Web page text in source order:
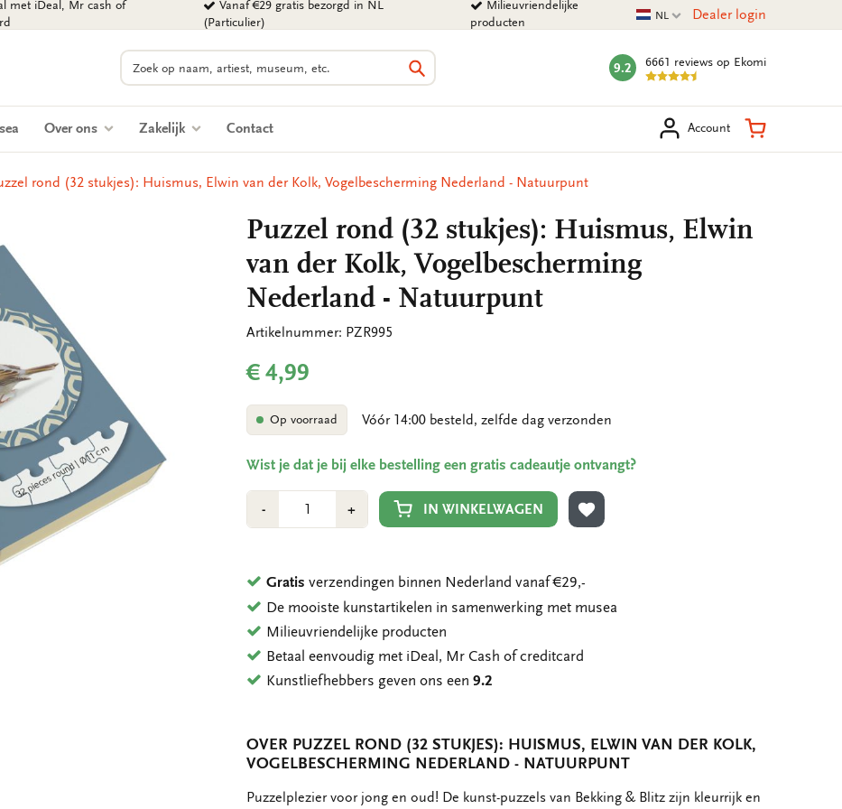
met iDeal, Mr cash of
Vanaf €29 gratis bezorgd in NL
(Particulier)
Milieuvriendelijke
producten
Huidige taal
NL Dealer login
Zoeken
Zoeken
mark:
9.2 6661 reviews op Ekomi
Over ons Zakelijk Contact Account Winkelmand
rond (32 stukjes): Huismus, Elwin van der Kolk, Vogelbescherming Nederland - Natuurpunt
Puzzel rond (32 stukjes): Huismus, Elwin
van der Kolk, Vogelbescherming
Nederland - Natuurpunt
Artikelnummer: PZR995
€ 4,99
Op voorraad Vóór 14:00 besteld, zelfde dag verzonden
Wist je dat je bij elke bestelling een gratis cadeautje ontvangt?
-Min
1
+Plus
1
IN WINKELWAGEN
TOEVOEGEN AAN VERLANGLIJST
Gratis verzendingen binnen Nederland vanaf €29,-
De mooiste kunstartikelen in samenwerking met musea
Milieuvriendelijke producten
Betaal eenvoudig met iDeal, Mr Cash of creditcard
Kunstliefhebbers geven ons een9.2
OVER PUZZEL ROND (32 STUKJES): HUISMUS, ELWIN VAN DER KOLK,
VOGELBESCHERMING NEDERLAND - NATUURPUNT
OMSCHRIJVING
Puzzelplezier voor jong en oud! De kunst-puzzels van Bekking & Blitz zijn kleurrijk en